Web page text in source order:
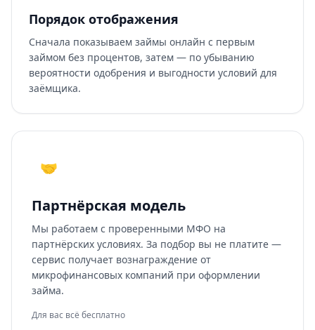
Порядок отображения
Сначала показываем займы онлайн с первым
займом без процентов, затем — по убыванию
вероятности одобрения и выгодности условий для
заёмщика.
🤝
Партнёрская модель
Мы работаем с проверенными МФО на
партнёрских условиях. За подбор вы не платите —
сервис получает вознаграждение от
микрофинансовых компаний при оформлении
займа.
Для вас всё бесплатно